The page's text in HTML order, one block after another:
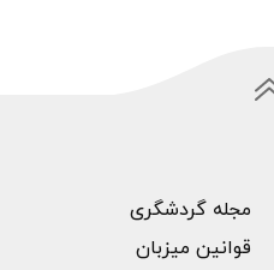
مجله گردشگری
قوانین میزبان